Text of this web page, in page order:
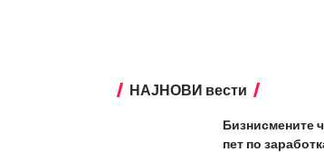
НАЈНОВИ вести
Бизнисмените
пет по